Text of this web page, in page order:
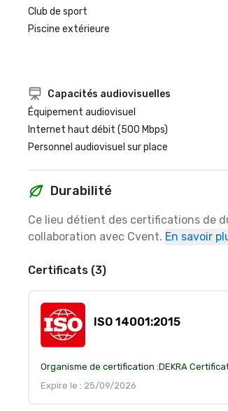
Club de sport
Piscine extérieure
Capacités audiovisuelles
Équipement audiovisuel
Internet haut débit (500 Mbps)
Personnel audiovisuel sur place
Durabilité
Ce lieu détient des certifications de
collaboration avec Cvent. En savoir
Certificats (3)
ISO 14001:2015
Organisme de certification :DEKRA
Expire le : 25/09/2026